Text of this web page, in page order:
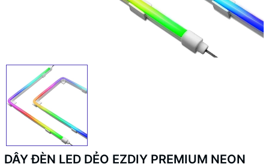
DÂY ĐÈN LED DẺO EZDIY PREMIUM NEON